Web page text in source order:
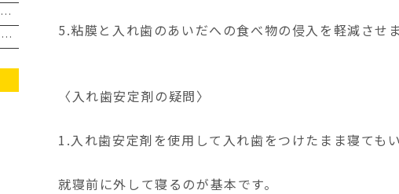
5.粘膜と入れ歯のあいだへの食べ物の侵入を軽減させま
〈入れ歯安定剤の疑問〉
1.入れ歯安定剤を使用して入れ歯をつけたまま寝ても
就寝前に外して寝るのが基本です。
子どものむし歯を防ぐ！ジュース飲み過ぎの3つの対策｜豊田市
フロスって毎日必要？歯ブラシだけでは落とせない汚れとは